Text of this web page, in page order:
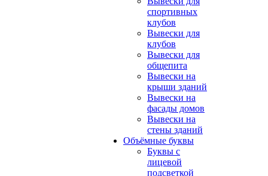
спортивных
клубов
Вывески для
клубов
Вывески для
общепита
Вывески на
крыши зданий
Вывески на
фасады домов
Вывески на
стены зданий
Объёмные буквы
Буквы с
лицевой
подсветкой